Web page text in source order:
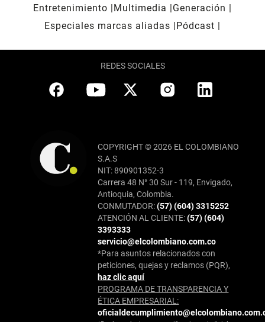
Entretenimiento
Multimedia
Generación
Especiales marcas aliadas
Pódcast
REDES SOCIALES
COPYRIGHT © 2026 EL COLOMBIANO
S.A.S
NIT: 890901352-3
Carrera 48 N° 30 Sur - 119, Envigado,
Antioquia, Colombia.
CONMUTADOR:(57) (604) 3315252
ATENCIÓN AL CLIENTE:(57) (604)
3393333
servicio@elcolombiano.com.co
*Para asuntos relacionados con
peticiones, quejas y reclamos (PQR),
haz clic aquí
PROGRAMA DE TRANSPARENCIA Y
ÉTICA EMPRESARIAL: